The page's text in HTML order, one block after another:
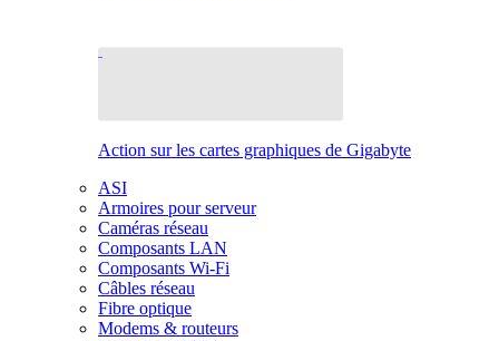
Action sur les cartes graphiques de Gigabyte
ASI
Armoires pour serveur
Caméras réseau
Composants LAN
Composants Wi-Fi
Câbles réseau
Fibre optique
Modems & routeurs